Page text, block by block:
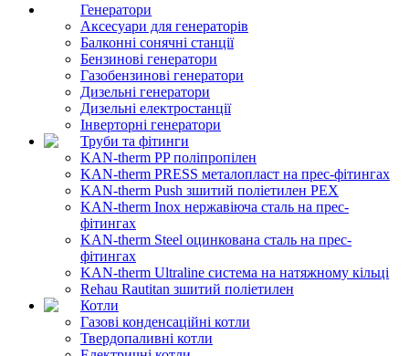
Генератори
Аксесуари для генераторів
Балконні сонячні станції
Бензинові генератори
Газобензинові генератори
Дизельні генератори
Дизельні електростанції
Інверторні генератори
Труби та фітинги
KAN-therm PP поліпропілен
KAN-therm PRESS металопласт на прес-фітингах
KAN-therm Push зшитий поліетилен PEX
KAN-therm Inox нержавіюча сталь на прес-
фітингах
KAN-therm Steel оцинкована сталь на прес-
фітингах
KAN-therm Ultraline система на натяжному кільці
Rehau Rautitan зшитий поліетилен
Котли
Газові конденсаційні котли
Твердопаливні котли